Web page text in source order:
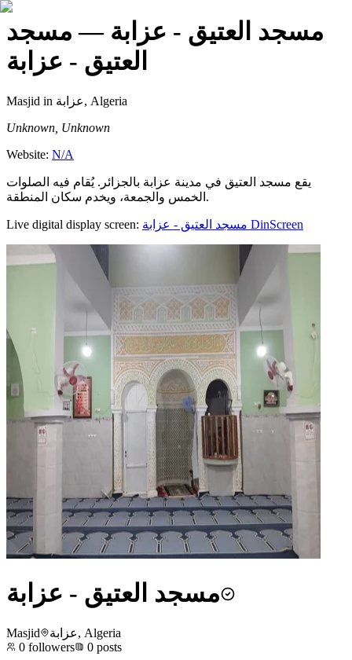
مسجد العتيق - عزابة — مسجد
العتيق - عزابة
Masjid
in عزابة, Algeria
Unknown, Unknown
Website: N/A
يقع مسجد العتيق في مدينة عزابة بالجزائر. يُقام فيه الصلوات
الخمس والجمعة، ويخدم سكان المنطقة.
Live digital display screen: مسجد العتيق - عزابة DinScreen
مسجد العتيق - عزابة
Masjid
عزابة, Algeria
0 followers 0 posts